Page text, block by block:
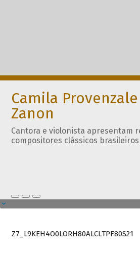
Camila
Zanon
Cantora e violonista apresentam
compositores clássicos brasileiros
Z7_L9KEH4O0LORH80ALCLTPF80S21